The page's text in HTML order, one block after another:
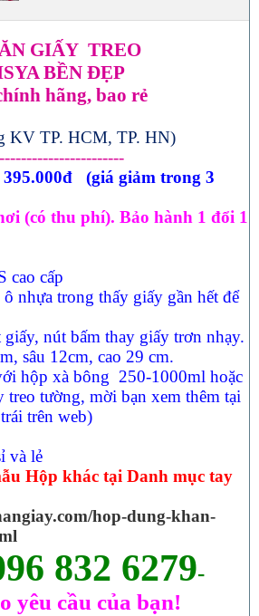
GIẤY TREO
BỀN ĐẸP
hãng, bao rẻ
KV TP. HCM, TP. HN)
(giá giảm trong 3
(có thu phí). Bảo hành 1 đổi 1
cao cấp
nhựa trong thấy giấy gần hết để
giấy, nút bấm thay giấy trơn nhạy.
sâu 12cm, cao 29 cm.
hộp xà bông 250-1000ml hoặc
treo tường, mời bạn xem thêm tại
trên web)
và lẻ
Hộp khác tại Danh mục tay
hop-dung-khan-
832 6279-
yêu cầu của bạn!